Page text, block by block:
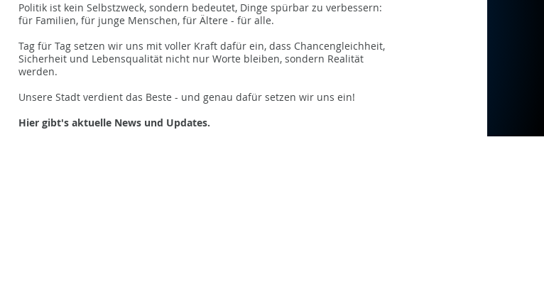
Politik ist kein Selbstzweck, sondern bedeutet, Dinge spürbar zu verbessern:
für Familien, für junge Menschen, für Ältere - für alle.
Tag für Tag setzen wir uns mit voller Kraft dafür ein, dass Chancengleichheit,
Sicherheit und Lebensqualität nicht nur Worte bleiben, sondern Realität
werden.
Unsere Stadt verdient das Beste - und genau dafür setzen wir uns ein!
Hier gibt's aktuelle News und Updates.